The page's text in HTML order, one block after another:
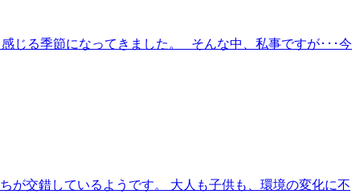
じる季節になってきました。 そんな中、私事ですが･･･今
が交錯しているようです。 大人も子供も、環境の変化に不